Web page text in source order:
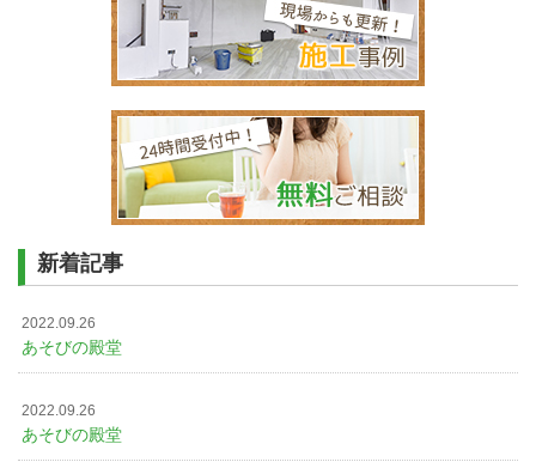
新着記事
2022.09.26
あそびの殿堂
2022.09.26
あそびの殿堂